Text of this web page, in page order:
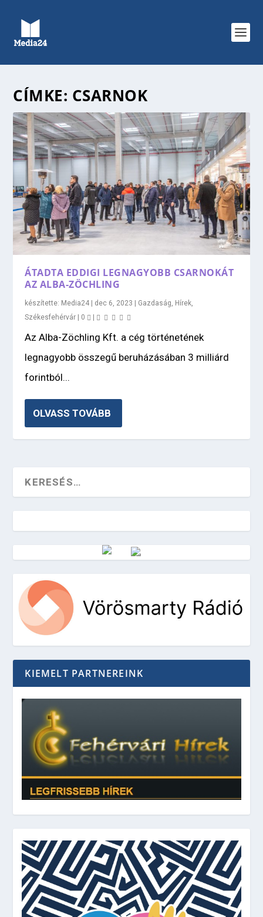
CÍMKE: CSARNOK
ÁTADTA EDDIGI LEGNAGYOBB CSARNOKÁT
AZ ALBA-ZÖCHLING
készítette: Media24 | dec 6, 2023 | Gazdaság Hírek
Székesfehérvár | 0 |
Az Alba-Zöchling Kft. a cég történetének
legnagyobb összegű beruházásában 3 milliárd
forintból...
OLVASS TOVÁBB
Vörösmarty Rádió
KIEMELT PARTNEREINK